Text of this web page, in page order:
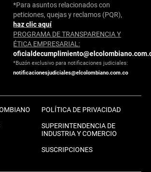
*Para asuntos relacionados con
peticiones, quejas y reclamos (PQR),
haz clic aquí
PROGRAMA DE TRANSPARENCIA Y
ÉTICA EMPRESARIAL:
*Buzón exclusivo para notificaciones judiciales:
notificacionesjudiciales@elcolombiano.com.co
POLÍTICA DE PRIVACIDAD
SUPERINTENDENCIA DE
INDUSTRIA Y COMERCIO
SUSCRIPCIONES